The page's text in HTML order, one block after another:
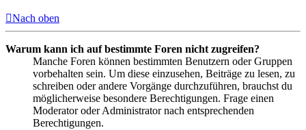
Nach oben
Warum kann ich auf bestimmte Foren nicht zugreifen?
Manche Foren können bestimmten Benutzern oder Gruppen
vorbehalten sein. Um diese einzusehen, Beiträge zu lesen, zu
schreiben oder andere Vorgänge durchzuführen, brauchst du
möglicherweise besondere Berechtigungen. Frage einen
Moderator oder Administrator nach entsprechenden
Berechtigungen.